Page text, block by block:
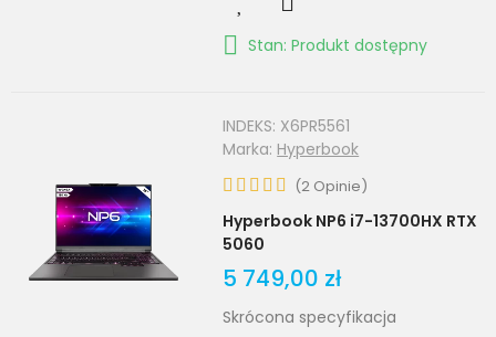
Stan: Produkt dostępny
INDEKS: X6PR5561
Marka: Hyperbook
(2 Opinie)
Hyperbook NP6 i7-13700HX RTX
5060
5 749,00 zł
Skrócona specyfikacja